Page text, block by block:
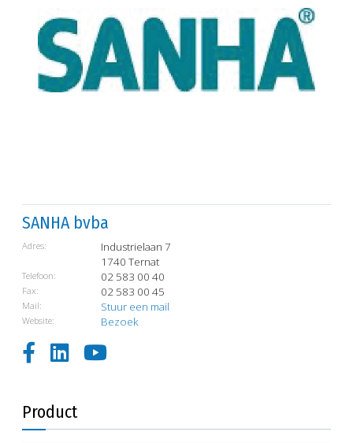
SANHA bvba
Adres:
Industrielaan 7
1740 Ternat
Telefoon: 02 583 00 40
Fax: 02 583 00 45
Mail: Stuur een mail
Website: Bezoek
Product